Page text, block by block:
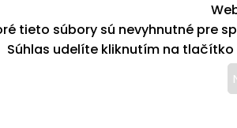
tieto súbory sú nevyhnutné pre
Súhlas udelíte kliknutím na tlačítko